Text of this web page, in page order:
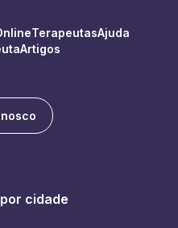
TerapeutasAjuda
Artigos
cidade